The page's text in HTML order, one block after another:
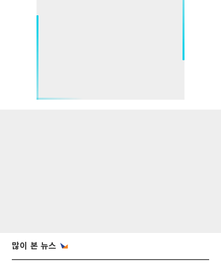
많이 본 뉴스